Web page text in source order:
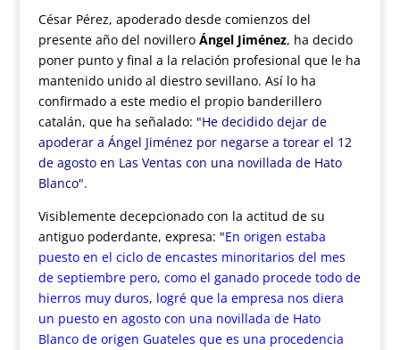
César Pérez, apoderado desde comienzos del
presente año del novillero Ángel Jiménez, ha decido
poner punto y final a la relación profesional que le ha
mantenido unido al diestro sevillano. Así lo ha
confirmado a este medio el propio banderillero
catalán, que ha señalado: "He decidido dejar de
apoderar a Ángel Jiménez por negarse a torear el 12
de agosto en Las Ventas con una novillada de Hato
Blanco".
Visiblemente decepcionado con la actitud de su
antiguo poderdante, expresa: "En origen estaba
puesto en el ciclo de encastes minoritarios del mes
de septiembre pero, como el ganado procede todo de
hierros muy duros, logré que la empresa nos diera
un puesto en agosto con una novillada de Hato
Blanco de origen Guateles que es una procedencia